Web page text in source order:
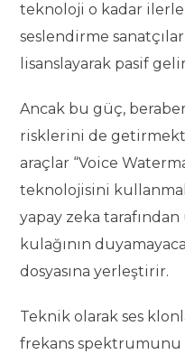
teknoloji o kadar
seslendirme
lisanslayarak pasif
Ancak bu güç,
risklerini de
araçlar “Voice
teknolojisini
yapay zeka
kulağının
dosyasına yerleştirir.
Teknik olarak ses
frekans spektrumunu